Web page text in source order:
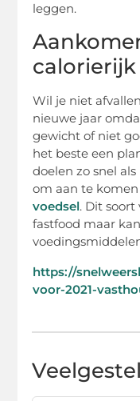
leggen.
calorierijk
Wil je niet
nieuwe jaar
gewicht of niet
het beste een
doelen zo snel
om aan te
voedsel. Dit
fastfood maar
https://
voor-2021-